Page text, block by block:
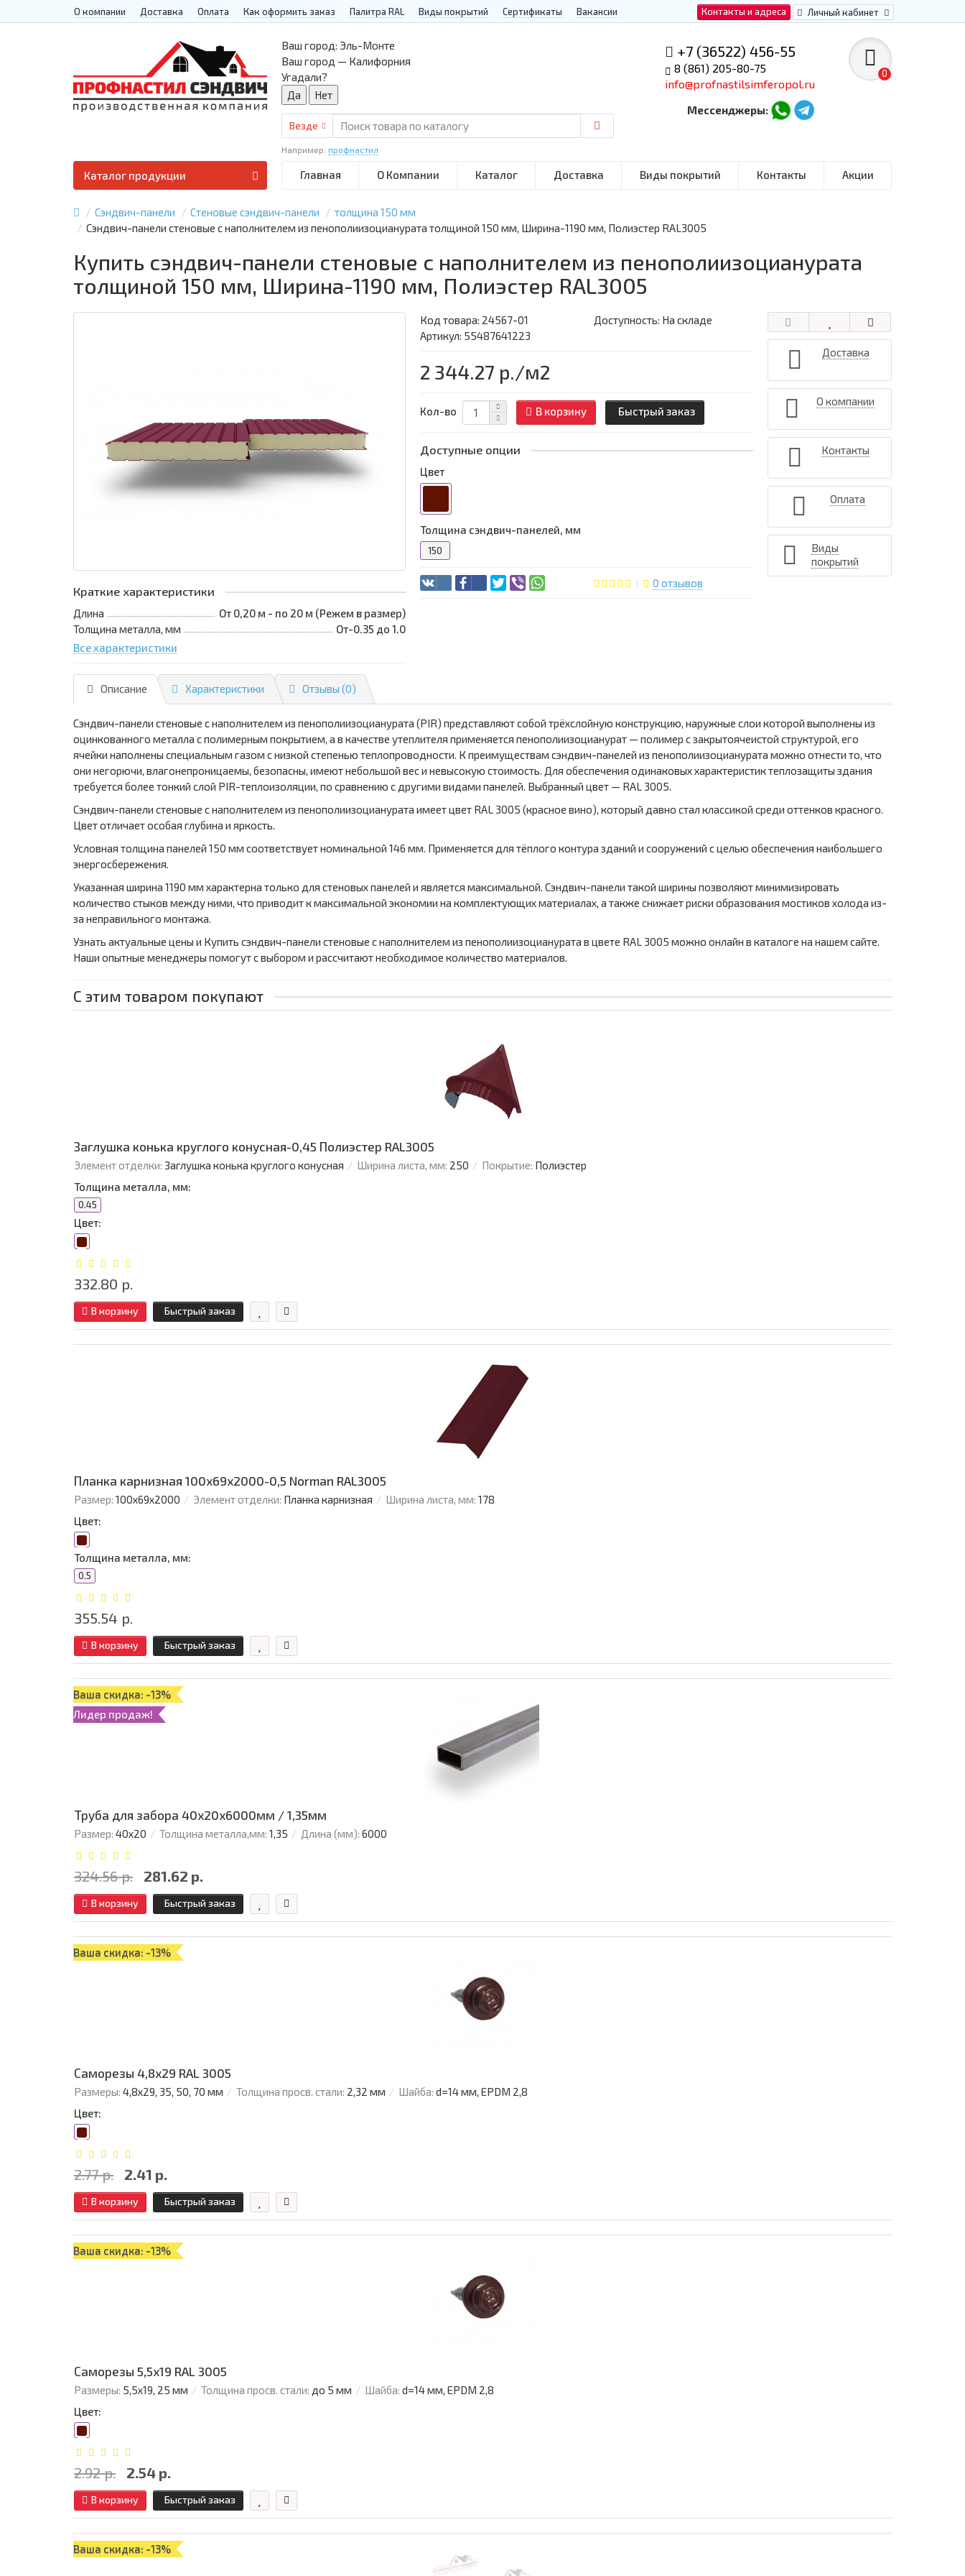
Контакты и адреса Личный кабинет
О компании Доставка Оплата Как оформить заказ Палитра RAL Виды покрытий Сертификаты Вакансии
+7 (36522) 456-55
8 (861) 205-80-75
info@profnastilsimferopol.ru
Мессенджеры:
0
Ваш город: Эль-Монте
Ваш город — Калифорния
Угадали?
Везде
Например: профнастил
Главная О Компании Каталог Доставка Виды покрытий Контакты Акции
Каталог продукции
Сэндвич-панели Стеновые сэндвич-панели
толщина 150 мм
Сэндвич-панели стеновые с наполнителем из пенополиизоцианурата толщиной 150 мм, Ширина-1190 мм, Полиэстер RAL3005
Купить сэндвич-панели стеновые с наполнителем из пенополиизоцианурата
толщиной 150 мм, Ширина-1190 мм, Полиэстер RAL3005
Краткие характеристики
Длина
От 0,20 м - по 20 м (Режем в размер)
Толщина металла, мм
От-0.35 до 1.0
Все характеристики
Код товара: 24567-01
Доступность: На складе
Артикул: 55487641223
2 344.27 р./м2
Кол-во В корзину Быстрый заказ
Доступные опции
Цвет
Толщина сэндвич-панелей, мм
150
0 отзывов
Доставка
О компании
Контакты
Оплата
Виды
покрытий
Описание Характеристики Отзывы (0)
Сэндвич-панели стеновые с наполнителем из пенополиизоцианурата (PIR) представляют собой трёхслойную конструкцию, наружные слои которой выполнены из
оцинкованного металла с полимерным покрытием, а в качестве утеплителя применяется пенополиизоцианурат — полимер с закрытоячеистой структурой, его
ячейки наполнены специальным газом с низкой степенью теплопроводности. К преимуществам сэндвич-панелей из пенополиизоцианурата можно отнести то, что
они негорючи, влагонепроницаемы, безопасны, имеют небольшой вес и невысокую стоимость. Для обеспечения одинаковых характеристик теплозащиты здания
требуется более тонкий слой PIR-теплоизоляции, по сравнению с другими видами панелей. Выбранный цвет — RAL 3005.
Сэндвич-панели стеновые с наполнителем из пенополиизоцианурата имеет цвет RAL 3005 (красное вино), который давно стал классикой среди оттенков красного.
Цвет отличает особая глубина и яркость.
Условная толщина панелей 150 мм соответствует номинальной 146 мм. Применяется для тёплого контура зданий и сооружений с целью обеспечения наибольшего
энергосбережения.
Указанная ширина 1190 мм характерна только для стеновых панелей и является максимальной. Сэндвич-панели такой ширины позволяют минимизировать
количество стыков между ними, что приводит к максимальной экономии на комплектующих материалах, а также снижает риски образования мостиков холода из-
за неправильного монтажа.
Узнать актуальные цены и Купить сэндвич-панели стеновые с наполнителем из пенополиизоцианурата в цвете RAL 3005 можно онлайн в каталоге на нашем сайте.
Наши опытные менеджеры помогут с выбором и рассчитают необходимое количество материалов.
С этим товаром покупают
Заглушка конька круглого конусная-0,45 Полиэстер RAL3005
Элемент отделки: Заглушка конька круглого конусная Ширина листа, мм: 250 Покрытие: Полиэстер
Толщина металла, мм:
0.45
Цвет:
332.80 р.
В корзину Быстрый заказ
Планка карнизная 100х69х2000-0,5 Norman RAL3005
Размер: 100х69х2000 Элемент отделки: Планка карнизная Ширина листа, мм: 178
Цвет:
Толщина металла, мм:
0.5
355.54 р.
В корзину Быстрый заказ
Ваша скидка: -13%
Лидер продаж!
Труба для забора 40х20x6000мм / 1,35мм
Размер: 40х20 Толщина металла,мм: 1,35 Длина (мм): 6000
324.56 р. 281.62 р.
В корзину Быстрый заказ
Ваша скидка: -13%
Саморезы 4,8х29 RAL 3005
Размеры: 4,8х29, 35, 50, 70 мм Толщина просв. стали: 2,32 мм Шайба: d=14 мм, EPDM 2,8
Цвет:
2.77 р. 2.41 р.
В корзину Быстрый заказ
Ваша скидка: -13%
Саморезы 5,5х19 RAL 3005
Размеры: 5,5х19, 25 мм Толщина просв. стали: до 5 мм Шайба: d=14 мм, EPDM 2,8
Цвет:
2.92 р. 2.54 р.
В корзину Быстрый заказ
Ваша скидка: -13%